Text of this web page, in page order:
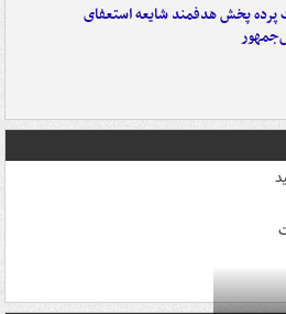
پخش هدفمند شایعه استعفای